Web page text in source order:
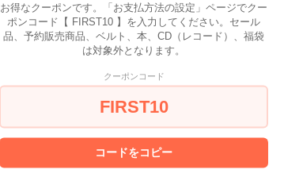
MERC LONDON “ARCHIE” マーセライズド コットン ニットポロ〈セージ〉
MERC LONDON エアラインバッグ〈ホワイト〉
お得なクーポンです。「お支払方法の設定」ページでクー
ポンコード【 FIRST10 】を入力してください。セール
品、予約販売商品、ベルト、本、CD（レコード）、福袋
は対象外となります。
クーポンコード
FIRST10
コードをコピー